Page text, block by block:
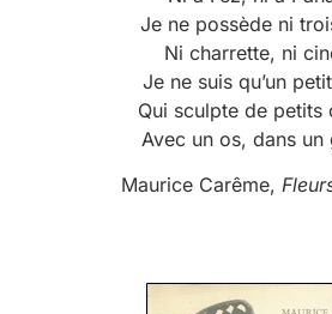
Je ne possède ni
Ni charrette, ni
Je ne suis qu’un
Qui sculpte de petits
Avec un os, dans un
Maurice Carême,